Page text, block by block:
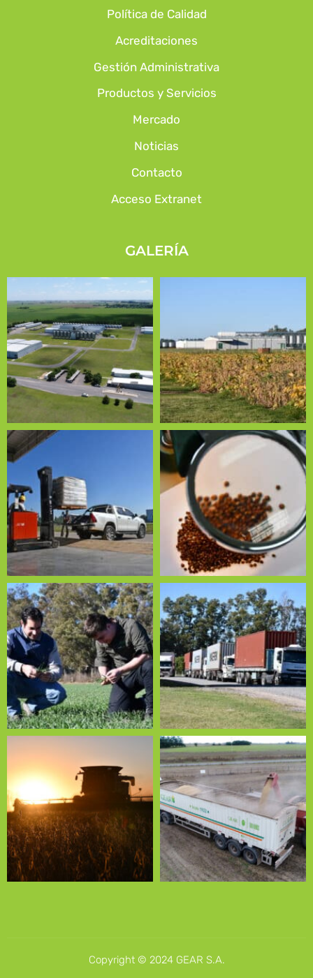
Política de Calidad
Acreditaciones
Gestión Administrativa
Productos y Servicios
Mercado
Noticias
Contacto
Acceso Extranet
GALERÍA
Copyright © 2024 GEAR S.A.